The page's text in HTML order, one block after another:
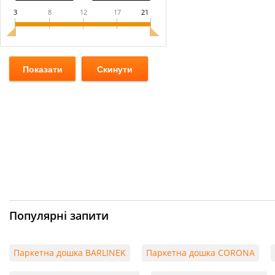
3 8 12 17 21
Популярні запити
Паркетна дошка BARLINEK Паркетна дошка CORONA